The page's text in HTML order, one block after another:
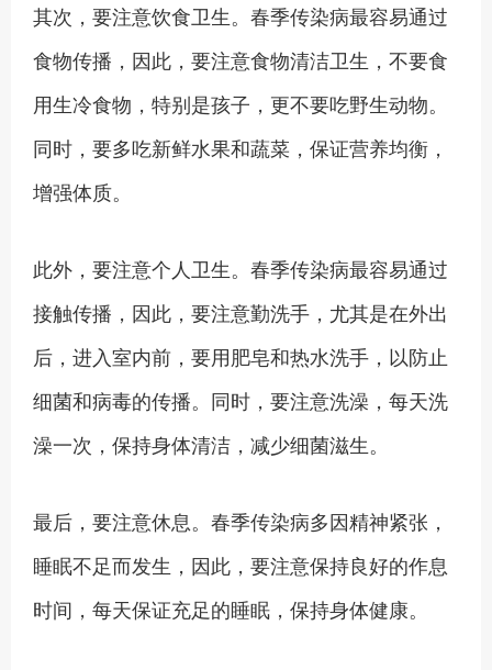
其次，要注意饮食卫生。春季传染病最容易通过
食物传播，因此，要注意食物清洁卫生，不要食
用生冷食物，特别是孩子，更不要吃野生动物。
同时，要多吃新鲜水果和蔬菜，保证营养均衡，
增强体质。
此外，要注意个人卫生。春季传染病最容易通过
接触传播，因此，要注意勤洗手，尤其是在外出
后，进入室内前，要用肥皂和热水洗手，以防止
细菌和病毒的传播。同时，要注意洗澡，每天洗
澡一次，保持身体清洁，减少细菌滋生。
最后，要注意休息。春季传染病多因精神紧张，
睡眠不足而发生，因此，要注意保持良好的作息
时间，每天保证充足的睡眠，保持身体健康。